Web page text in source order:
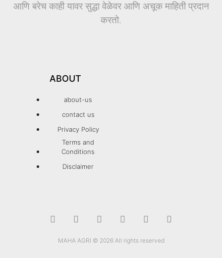
आणि बरेच काही यावर सुद्धा वेळेवर आणि अचूक माहिती प्रदान
करतो.
ABOUT
about-us
contact us
Privacy Policy
Terms and
Conditions
Disclaimer
MAHA AGRI © 2026 All rights reserved